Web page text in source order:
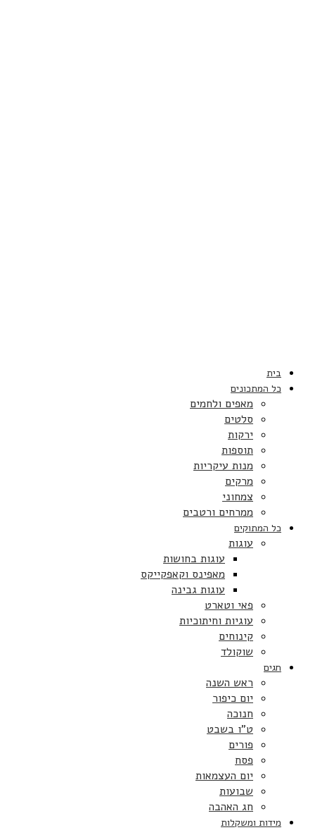
בית
כל המתכונים
מאפים ולחמים
סלטים
ירקות
תוספות
מנות עיקריות
מרקים
צמחוני
ממרחים ורטבים
כל המתוקים
עוגות
עוגות בחושות
מאפינס וקאפקייקס
עוגות גבינה
פאי וטארט
עוגיות וחיתוכיות
קינוחים
שוקולד
חגים
ראש השנה
יום כיפור
חנוכה
ט”ו בשבט
פורים
פסח
יום העצמאות
שבועות
חג האהבה
מידות ומשקלות